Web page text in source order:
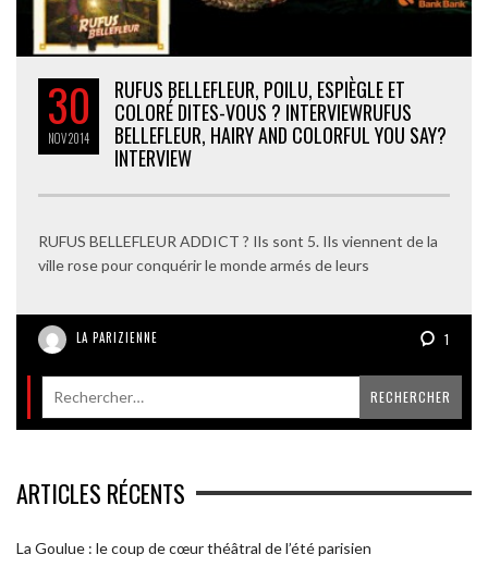
30
NOV2014
RUFUS BELLEFLEUR, POILU, ESPIÈGLE ET
COLORÉ DITES-VOUS ? INTERVIEWRUFUS
BELLEFLEUR, HAIRY AND COLORFUL YOU SAY?
INTERVIEW
RUFUS BELLEFLEUR ADDICT ? Ils sont 5. Ils viennent de la
ville rose pour conquérir le monde armés de leurs
LA PARIZIENNE 1
ARTICLES RÉCENTS
La Goulue : le coup de cœur théâtral de l’été parisien